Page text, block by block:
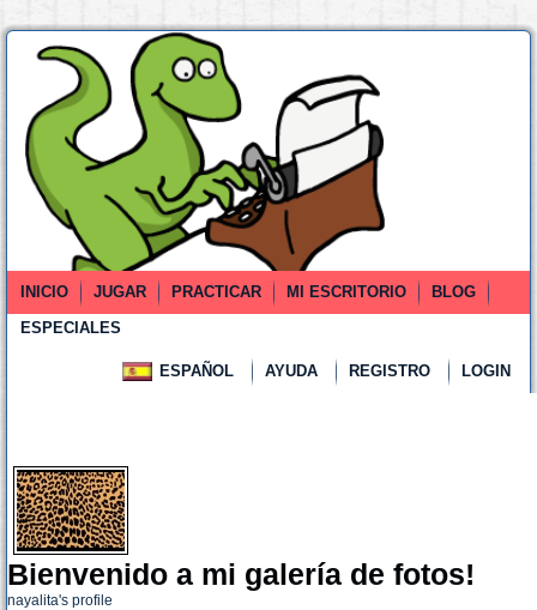
INICIO JUGAR PRACTICAR MI ESCRITORIO
BLOG
ESPECIALES
ESPAÑOL AYUDA REGISTRO LOGIN
Bienvenido a mi galería de fotos!
nayalita's profile